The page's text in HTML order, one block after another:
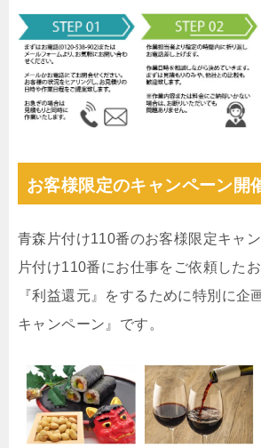
お客様限定のキャンペーン開
青森片付け110番のお客様限定キャ
片付け110番にお仕事をご依頼した
『利益還元』をするために特別に企
キャンペーン』です。